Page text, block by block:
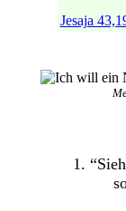
Jesaja
1.